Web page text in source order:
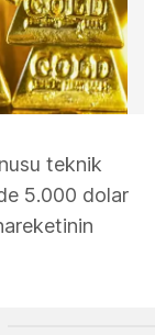
teknik
5.000 dolar